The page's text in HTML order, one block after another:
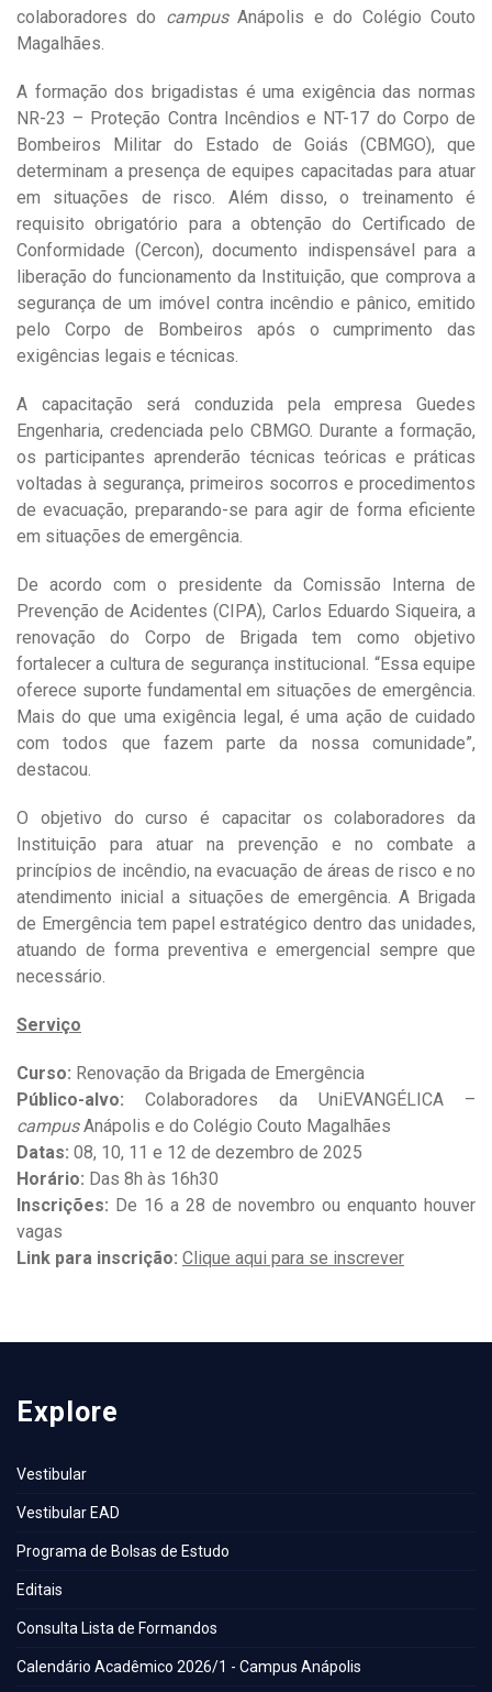
colaboradores do campusAnápolis e do Colégio Couto
Magalhães.
A formação dos brigadistas é uma exigência das normas
NR-23 – Proteção Contra Incêndios e NT-17 do Corpo de
Bombeiros Militar do Estado de Goiás (CBMGO), que
determinam a presença de equipes capacitadas para atuar
em situações de risco. Além disso, o treinamento é
requisito obrigatório para a obtenção do Certificado de
Conformidade (Cercon), documento indispensável para a
liberação do funcionamento da Instituição, que comprova a
segurança de um imóvel contra incêndio e pânico, emitido
pelo Corpo de Bombeiros após o cumprimento das
exigências legais e técnicas.
A capacitação será conduzida pela empresa Guedes
Engenharia, credenciada pelo CBMGO. Durante a formação,
os participantes aprenderão técnicas teóricas e práticas
voltadas à segurança, primeiros socorros e procedimentos
de evacuação, preparando-se para agir de forma eficiente
em situações de emergência.
De acordo com o presidente da Comissão Interna de
Prevenção de Acidentes (CIPA), Carlos Eduardo Siqueira, a
renovação do Corpo de Brigada tem como objetivo
fortalecer a cultura de segurança institucional. “Essa equipe
oferece suporte fundamental em situações de emergência.
Mais do que uma exigência legal, é uma ação de cuidado
com todos que fazem parte da nossa comunidade”,
destacou.
O objetivo do curso é capacitar os colaboradores da
Instituição para atuar na prevenção e no combate a
princípios de incêndio, na evacuação de áreas de risco e no
atendimento inicial a situações de emergência. A Brigada
de Emergência tem papel estratégico dentro das unidades,
atuando de forma preventiva e emergencial sempre que
necessário.
Serviço
Curso: Renovação da Brigada de Emergência
Público-alvo: Colaboradores da UniEVANGÉLICA –
campusAnápolis e do Colégio Couto Magalhães
Datas: 08, 10, 11 e 12 de dezembro de 2025
Horário: Das 8h às 16h30
Inscrições: De 16 a 28 de novembro ou enquanto houver
vagas
Link para inscrição: Clique aqui para se inscrever
Explore
Vestibular
Vestibular EAD
Programa de Bolsas de Estudo
Editais
Consulta Lista de Formandos
Calendário Acadêmico 2026/1 - Campus Anápolis